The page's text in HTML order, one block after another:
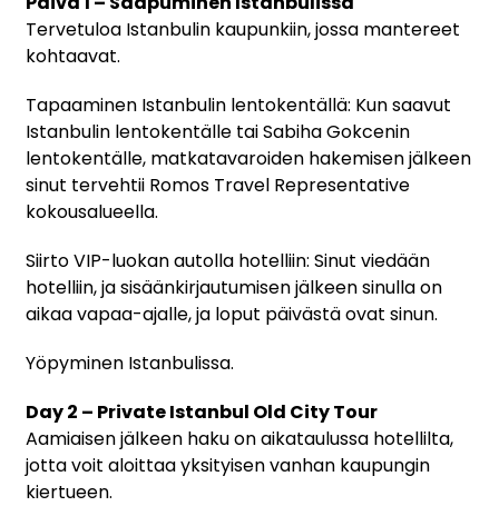
Tervetuloa Istanbulin kaupunkiin, jossa mantereet
kohtaavat.
Tapaaminen Istanbulin lentokentällä: Kun saavut
Istanbulin lentokentälle tai Sabiha Gokcenin
lentokentälle, matkatavaroiden hakemisen jälkeen
sinut tervehtii Romos Travel Representative
kokousalueella.
Siirto VIP-luokan autolla hotelliin: Sinut viedään
hotelliin, ja sisäänkirjautumisen jälkeen sinulla on
aikaa vapaa-ajalle, ja loput päivästä ovat sinun.
Yöpyminen Istanbulissa.
Day 2 – Private Istanbul Old City Tour
Aamiaisen jälkeen haku on aikataulussa hotellilta,
jotta voit aloittaa yksityisen vanhan kaupungin
kiertueen.